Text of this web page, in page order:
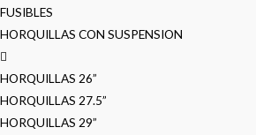
FUSIBLES
HORQUILLAS CON SUSPENSION
HORQUILLAS 26”
HORQUILLAS 27.5”
HORQUILLAS 29”